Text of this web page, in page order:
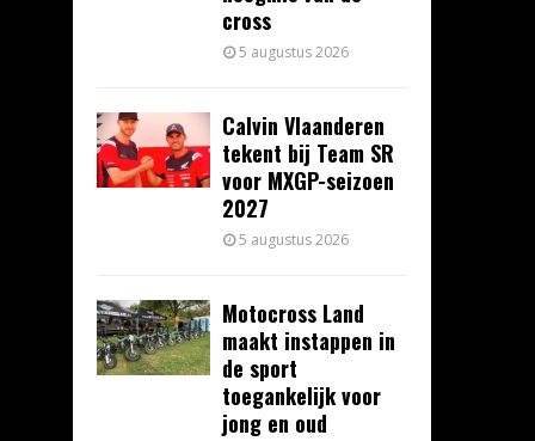
cross
5 augustus 2026
Calvin Vlaanderen
tekent bij Team SR
voor MXGP-seizoen
2027
5 augustus 2026
Motocross Land
maakt instappen in
de sport
toegankelijk voor
jong en oud